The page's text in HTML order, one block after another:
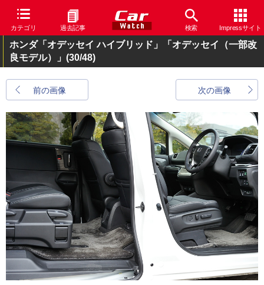
カテゴリ 過去記事 検索 Impressサイト
ホンダ「オデッセイ ハイブリッド」「オデッセイ（一部改
良モデル）」 (30/48)
前の画像 次の画像